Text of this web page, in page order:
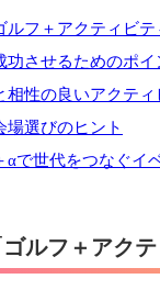
ルフ＋アクティビ
功させるためのポイ
相性の良いアクティ
場選びのヒント
αで世代をつなぐイ
ルフ＋アク